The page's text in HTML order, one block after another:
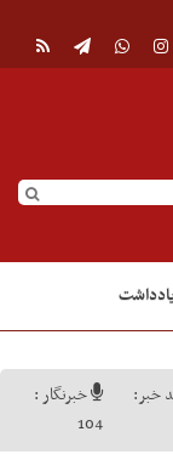
خبر:
خبرنگار :
104